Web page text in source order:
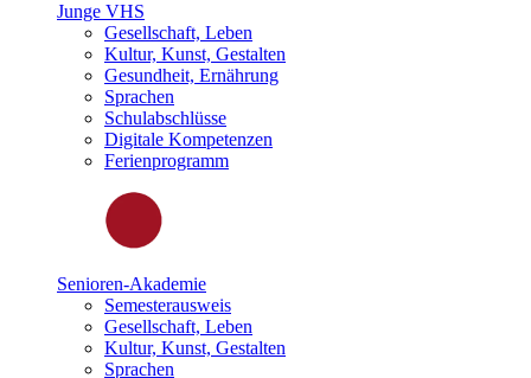
Junge VHS
Gesellschaft, Leben
Kultur, Kunst, Gestalten
Gesundheit, Ernährung
Sprachen
Schulabschlüsse
Digitale Kompetenzen
Ferienprogramm
Senioren-Akademie
Semesterausweis
Gesellschaft, Leben
Kultur, Kunst, Gestalten
Sprachen